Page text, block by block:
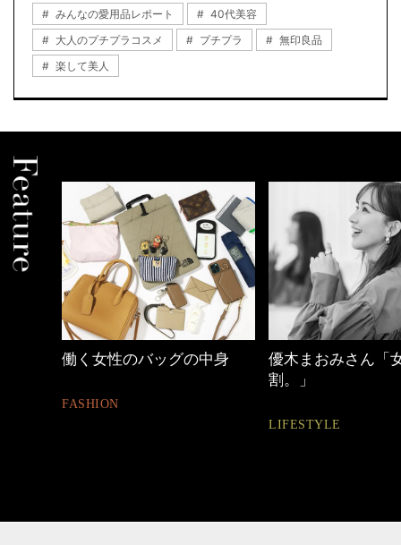
みんなの愛用品レポート
40代美容
大人のプチプラコスメ
プチプラ
無印良品
楽して美人
働く女性のバッグの中身
FASHION
優木まおみさん「
割。」
LIFESTYLE